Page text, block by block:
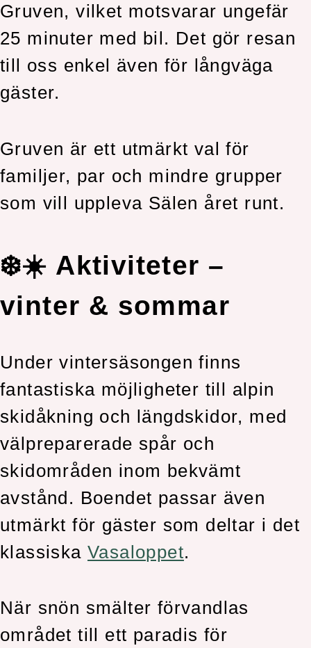
Gruven, vilket motsvarar ungefär
25 minuter med bil. Det gör resan
till oss enkel även för långväga
gäster.
Gruven är ett utmärkt val för
familjer, par och mindre grupper
som vill uppleva Sälen året runt.
❄️☀️ Aktiviteter –
vinter & sommar
Under vintersäsongen finns
fantastiska möjligheter till alpin
skidåkning och längdskidor, med
välpreparerade spår och
skidområden inom bekvämt
avstånd. Boendet passar även
utmärkt för gäster som deltar i det
klassiskaVasaloppet.
När snön smälter förvandlas
området till ett paradis för